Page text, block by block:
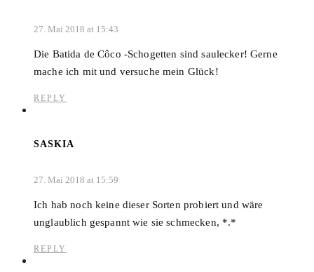
27. Mai 2018 at 15:43
Die Batida de Côco -Schogetten sind saulecker! Gerne
mache ich mit und versuche mein Glück!
REPLY
SASKIA
27. Mai 2018 at 15:59
Ich hab noch keine dieser Sorten probiert und wäre
unglaublich gespannt wie sie schmecken, *.*
REPLY